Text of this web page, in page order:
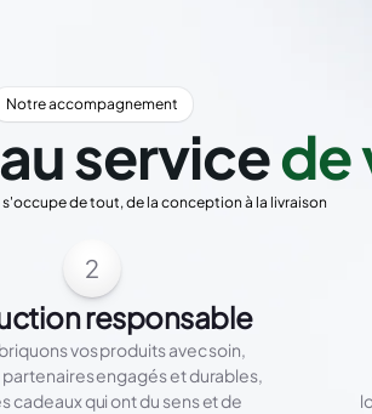
Notre accompagnement
servicede
de tout, de la conception à la livraison
2
responsable
vos produits avec soin,
partenaires engagés et durables,
cadeaux qui ont du sens et de